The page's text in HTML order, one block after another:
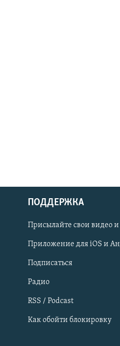
Українською
Qırımtatar
ПРИСОЕДИНЯЙТЕСЬ!
ПОДДЕРЖКА
Присылайте свои видео и
Приложение для iOS и
Подписаться
Радио
RSS / Podcast
Как обойти блокировку